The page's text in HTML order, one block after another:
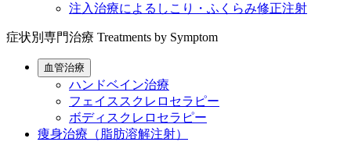
注入治療によるしこり・ふくらみ修正注射
症状別専門治療 Treatments by Symptom
血管治療
ハンドベイン治療
フェイススクレロセラピー
ボディスクレロセラピー
痩身治療（脂肪溶解注射）